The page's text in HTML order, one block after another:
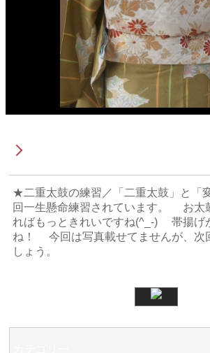
★二重太鼓の練習／「二重太鼓」と
回一生懸命練習されています。 お太
ればもっときれいですね(^_-) 帯揚げ
ね！ 今回は写真載せてませんが、次
しょう。